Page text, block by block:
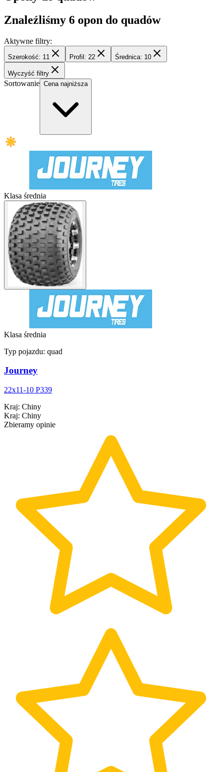
Znaleźliśmy 6 opon do quadów
Aktywne filtry:
Szerokość: 11 Profil: 22 Średnica: 10
Wyczyść filtry
Sortowanie Cena najniższa
Klasa średnia
Klasa średnia
Typ pojazdu: quad
Journey
22x11-10 P339
Kraj: Chiny
Kraj: Chiny
Zbieramy opinie